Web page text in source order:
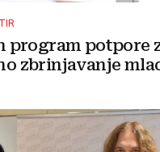
program potpore
zbrinjavanje